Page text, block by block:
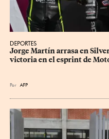
DEPORTES
Jorge Martín arrasa en
victoria en el esprint de
Por AFP